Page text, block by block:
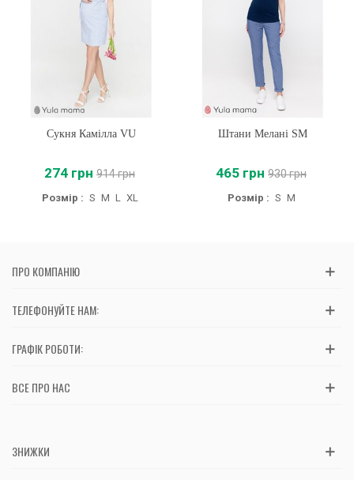
Сукня Камілла VU
274 грн 914 грн
Розмір : S M L XL
Штани Мелані SM
465 грн 930 грн
Розмір : S M
ПРО КОМПАНІЮ
ТЕЛЕФОНУЙТЕ НАМ:
ГРАФІК РОБОТИ:
ВСЕ ПРО НАС
ЗНИЖКИ